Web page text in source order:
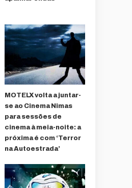
MOTELX volta a juntar-
se ao Cinema Nimas
para sessões de
cinema à meia-noite: a
próxima é com ‘Terror
na Autoestrada’